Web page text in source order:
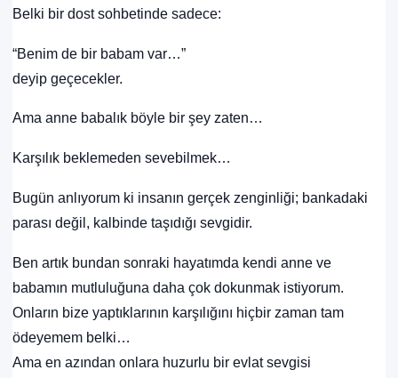
Belki bir dost sohbetinde sadece:
“Benim de bir babam var…”
deyip geçecekler.
Ama anne babalık böyle bir şey zaten…
Karşılık beklemeden sevebilmek…
Bugün anlıyorum ki insanın gerçek zenginliği; bankadaki
parası değil, kalbinde taşıdığı sevgidir.
Ben artık bundan sonraki hayatımda kendi anne ve
babamın mutluluğuna daha çok dokunmak istiyorum.
Onların bize yaptıklarının karşılığını hiçbir zaman tam
ödeyemem belki…
Ama en azından onlara huzurlu bir evlat sevgisi